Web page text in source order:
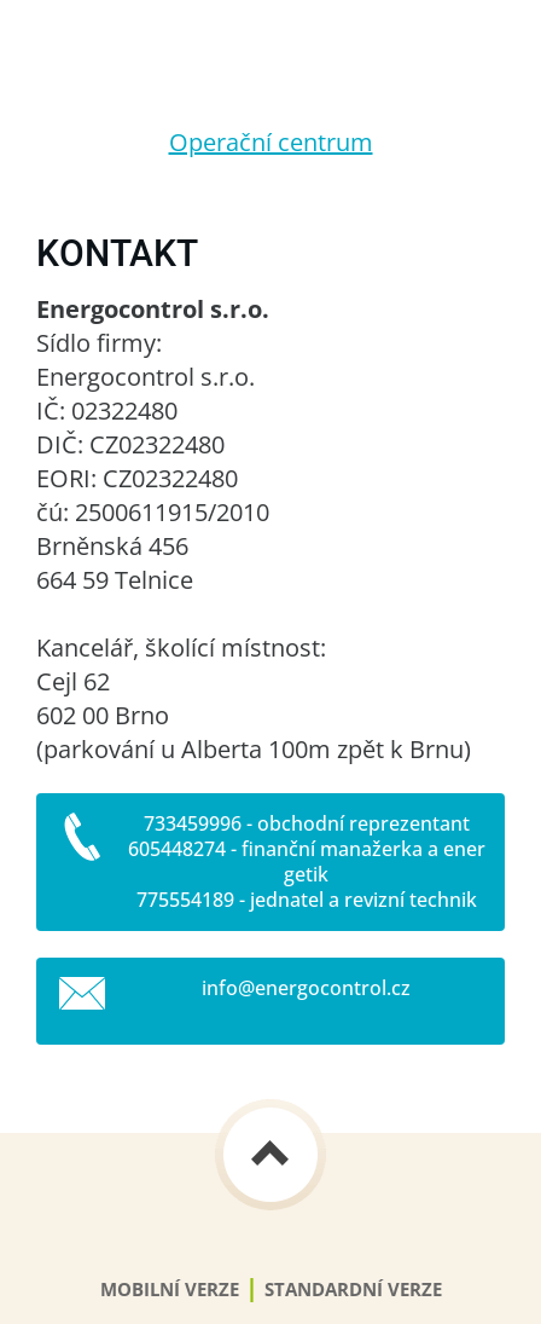
Operační centrum
KONTAKT
Energocontrol s.r.o.
Sídlo firmy:
Energocontrol s.r.o.
IČ: 02322480
DIČ: CZ02322480
EORI: CZ02322480
čú: 2500611915/2010
Brněnská 456
664 59 Telnice
Kancelář, školící místnost:
Cejl 62
602 00 Brno
(parkování u Alberta 100m zpět k Brnu)
733459996 - obchodní reprezentant
605448274 - finanční manažerka a ener
getik
775554189 - jednatel a revizní technik
info@energocontrol.cz
MOBILNÍ VERZE | STANDARDNÍ VERZE